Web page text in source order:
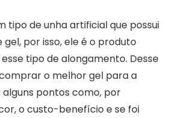
tipo de unha artificial que possui
por isso, ele é o produto
tipo de alongamento. Desse
o melhor gel para a
pontos como, por
o custo-benefício e se foi